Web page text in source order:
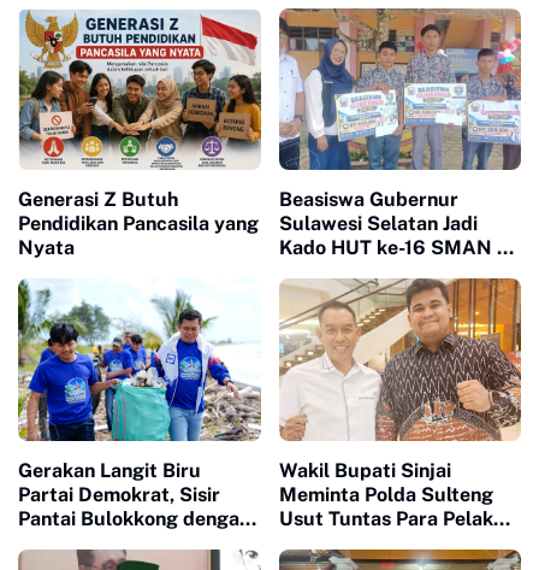
Generasi Z Butuh
Pendidikan Pancasila yang
Nyata
Beasiswa Gubernur
Sulawesi Selatan Jadi
Kado HUT ke-16 SMAN 10
Gerakan Langit Biru
Partai Demokrat, Sisir
Pantai Bulokkong dengan
Wakil Bupati Sinjai
Meminta Polda Sulteng
Usut Tuntas Para Pelaku